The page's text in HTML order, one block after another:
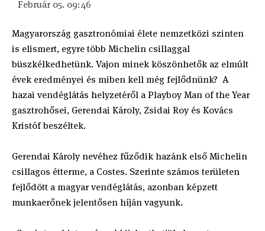
Február 05. 09:46
Magyarország gasztronómiai élete nemzetközi szinten
is elismert, egyre több Michelin csillaggal
büszkélkedhetünk. Vajon minek köszönhetők az elmúlt
évek eredményei és miben kell még fejlődnünk? A
hazai vendéglátás helyzetéről a Playboy Man of the Year
gasztrohősei, Gerendai Károly, Zsidai Roy és Kovács
Kristóf beszéltek.
Gerendai Károly nevéhez fűződik hazánk első Michelin
csillagos étterme, a Costes. Szerinte számos területen
fejlődött a magyar vendéglátás, azonban képzett
munkaerőnek jelentősen híján vagyunk.